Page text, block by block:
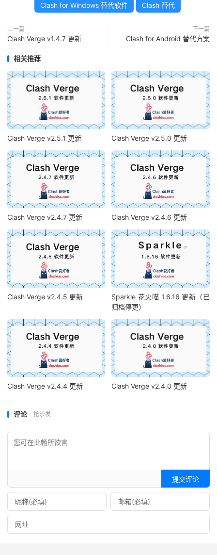
Clash for Windows 替代软件 Clash 替代
上一篇
Clash Verge v1.4.7 更新
下一篇
Clash for Android 替代方案
相关推荐
Clash Verge v2.5.1 更新 Clash Verge v2.5.0 更新
Clash Verge v2.4.7 更新 Clash Verge v2.4.6 更新
Clash Verge v2.4.5 更新
Sparkle 花火喵 1.6.16 更新（已
归档停更）
Clash Verge v2.4.4 更新 Clash Verge v2.4.0 更新
评论 抢沙发
提交评论